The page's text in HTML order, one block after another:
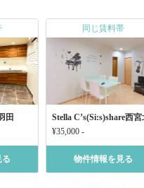
田
る
同じ賃料帯
Stella C’s(Si:s)share西
¥35,000 -
物件情報を見る